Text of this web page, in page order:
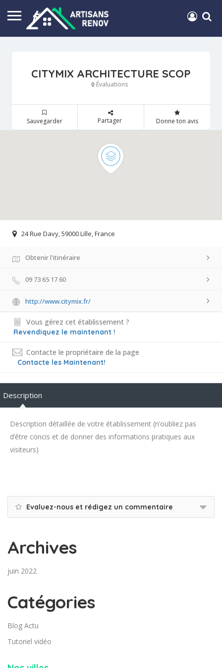
CITYMIX ARCHITECTURE SCOP
0 Évaluations
Sauvegarder Partager Donne ton avis
24 Rue Davy, 59000 Lille, France
Obtenir l'itinéraire
09 73 65 17 60
http://www.citymix.fr/
Vous gérez cet établissement ?
Revendiquez le maintenant !
Contacte le propriétaire de la page
Contacte les Maintenant!
Description
Description détaillée de votre établissement (n’oubliez pas
d’être concis et de donner des informations pratiques aux
visiteurs)
Evaluez-nous et rédigez un commentaire
Archives
juin 2022
Catégories
Blog Actu
Tutoriel vidéo